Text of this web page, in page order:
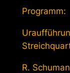
Programm:
R.